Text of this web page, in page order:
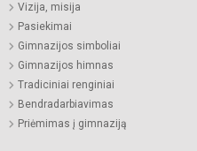
Vizija, misija
Pasiekimai
Gimnazijos simboliai
Gimnazijos himnas
Tradiciniai renginiai
Bendradarbiavimas
Priėmimas į gimnaziją